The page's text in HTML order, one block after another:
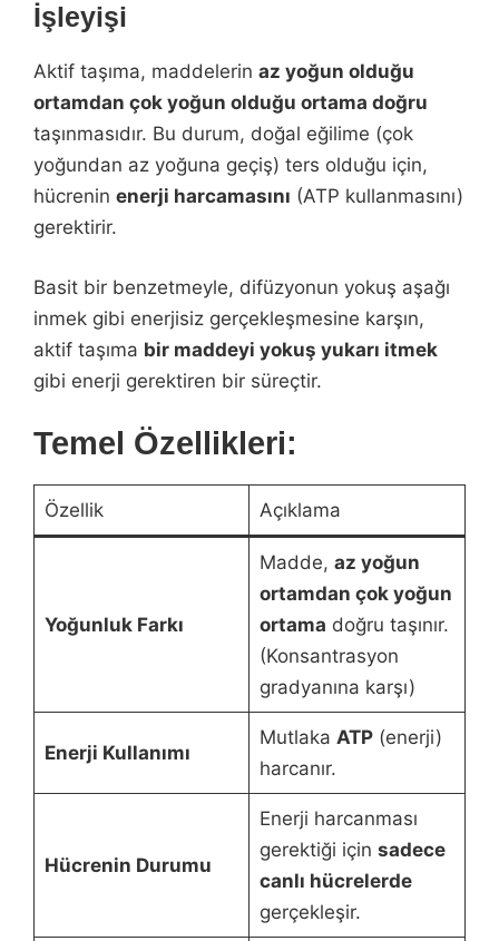
İşleyişi
Aktif taşıma, maddelerin az yoğun olduğu
ortamdan çok yoğun olduğu ortama doğru
taşınmasıdır. Bu durum, doğal eğilime (çok
yoğundan az yoğuna geçiş) ters olduğu için,
hücrenin enerji harcamasını (ATP kullanmasını)
gerektirir.
Basit bir benzetmeyle, difüzyonun yokuş aşağı
inmek gibi enerjisiz gerçekleşmesine karşın,
aktif taşıma bir maddeyi yokuş yukarı itmek
gibi enerji gerektiren bir süreçtir.
Temel Özellikleri:
Özellik Açıklama
Yoğunluk Farkı
Madde, az yoğun
ortamdan çok yoğun
ortama doğru taşınır.
(Konsantrasyon
gradyanına karşı)
Enerji Kullanımı
Mutlaka ATP(enerji)
harcanır.
Hücrenin Durumu
Enerji harcanması
gerektiği için sadece
canlı hücrelerde
gerçekleşir.